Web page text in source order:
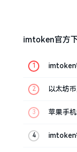
imtoken官方
imtoken
以太坊
苹果手
imtoken